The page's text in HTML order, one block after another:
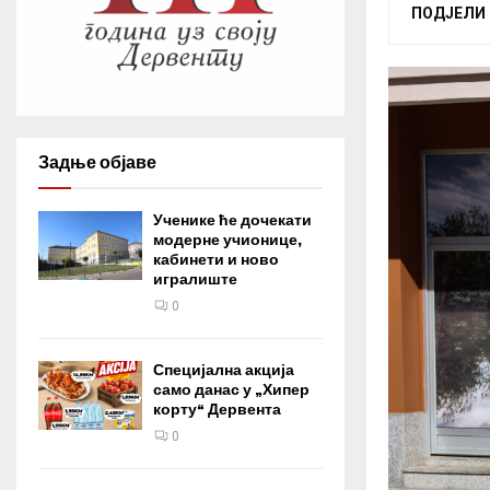
ПОДЈЕЛИ
Задње објаве
Ученике ће дочекати
модерне учионице,
кабинети и ново
игралиште
0
Специјална акција
само данас у „Хипер
корту“ Дервента
0